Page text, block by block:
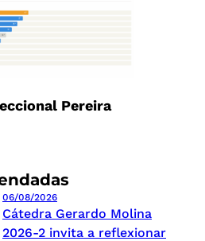
06/08/2026
Cátedra Gerardo Molina
2026-2 invita a reflexionar
Pereira